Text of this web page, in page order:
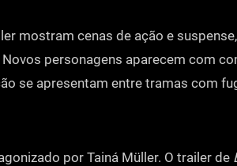
mostram cenas de ação e
personagens aparecem com
se apresentam entre tramas com
por Tainá Müller. O trailer de